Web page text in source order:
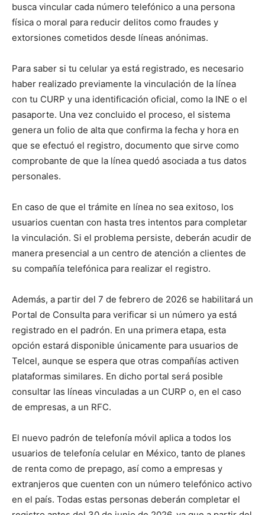
busca vincular cada número telefónico a una persona
física o moral para reducir delitos como fraudes y
extorsiones cometidos desde líneas anónimas.
Para saber si tu celular ya está registrado, es necesario
haber realizado previamente la vinculación de la línea
con tu CURP y una identificación oficial, como la INE o el
pasaporte. Una vez concluido el proceso, el sistema
genera un folio de alta que confirma la fecha y hora en
que se efectuó el registro, documento que sirve como
comprobante de que la línea quedó asociada a tus datos
personales.
En caso de que el trámite en línea no sea exitoso, los
usuarios cuentan con hasta tres intentos para completar
la vinculación. Si el problema persiste, deberán acudir de
manera presencial a un centro de atención a clientes de
su compañía telefónica para realizar el registro.
Además, a partir del 7 de febrero de 2026 se habilitará un
Portal de Consulta para verificar si un número ya está
registrado en el padrón. En una primera etapa, esta
opción estará disponible únicamente para usuarios de
Telcel, aunque se espera que otras compañías activen
plataformas similares. En dicho portal será posible
consultar las líneas vinculadas a un CURP o, en el caso
de empresas, a un RFC.
El nuevo padrón de telefonía móvil aplica a todos los
usuarios de telefonía celular en México, tanto de planes
de renta como de prepago, así como a empresas y
extranjeros que cuenten con un número telefónico activo
en el país. Todas estas personas deberán completar el